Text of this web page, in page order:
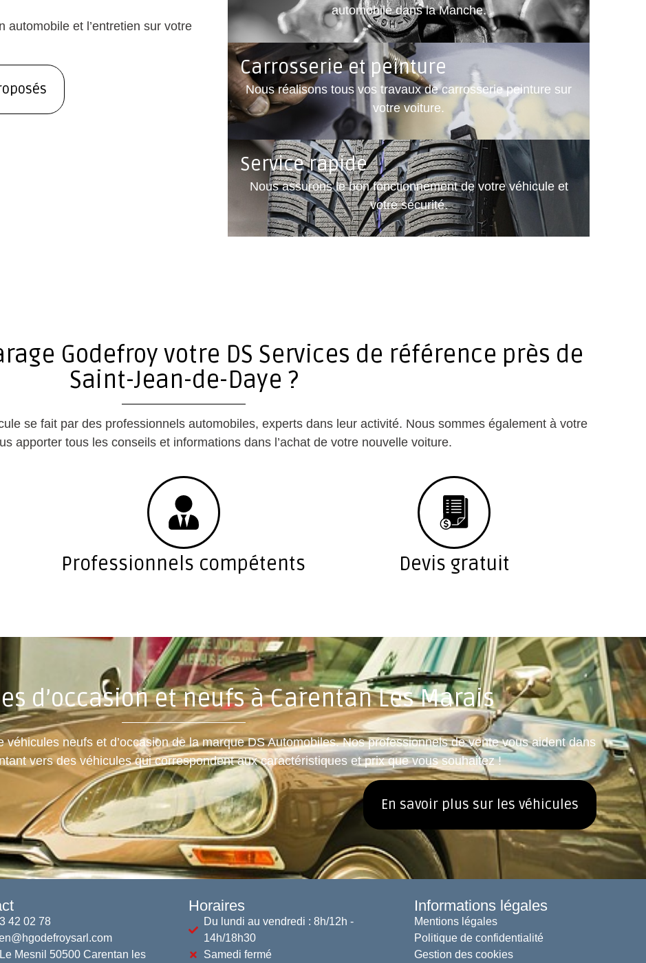
automobile et l’entretien sur votre
automobile dans la Manche.
Carrosserie et peinture
Nous réalisons tous vos travaux de carrosserie peinture sur
votre voiture.
Service rapide
Nous assurons le bon fonctionnement de votre véhicule et
votre sécurité.
Godefroy votre DS Services de référence près de
Saint-Jean-de-Daye ?
se fait par des professionnels automobiles, experts dans leur activité. Nous sommes également à votre
apporter tous les conseils et informations dans l’achat de votre nouvelle voiture.
Professionnels compétents Devis gratuit
d’occasion et neufs à Carentan Les Marais
neufs et d’occasion de la marque DS Automobiles. Nos professionnels de vente vous aident dans
vers des véhicules qui correspondent aux caractéristiques et prix que vous souhaitez !
En savoir plus sur les véhicules
42 02 78
Mesnil 50500 Carentan les
Horaires
Du lundi au vendredi : 8h/12h -
14h/18h30
Samedi fermé
Informations légales
Mentions légales
Politique de confidentialité
Gestion des cookies